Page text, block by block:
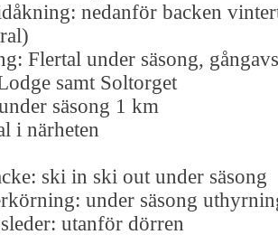
nedanför backen
Flertal under säsong,
samt Soltorget
säsong 1 km
i närheten
ski in ski out under säsong
under säsong
utanför dörren